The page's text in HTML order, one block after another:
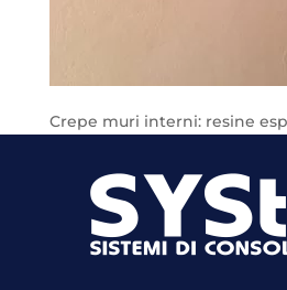
Crepe muri interni: resine